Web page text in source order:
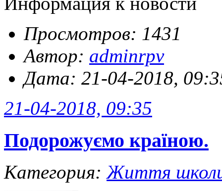
Просмотров: 1431
Автор: adminrpv
Дата: 21-04-2018,
21-04-2018, 09:35
Подорожуємо країною.
Категория: Життя